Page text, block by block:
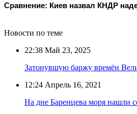
Сравнение: Киев назвал КНДР
Новости по теме
22:38 Май 23, 2025
Затонувшую баржу времён
12:24 Апрель 16, 2021
На дне Баренцева моря нашли